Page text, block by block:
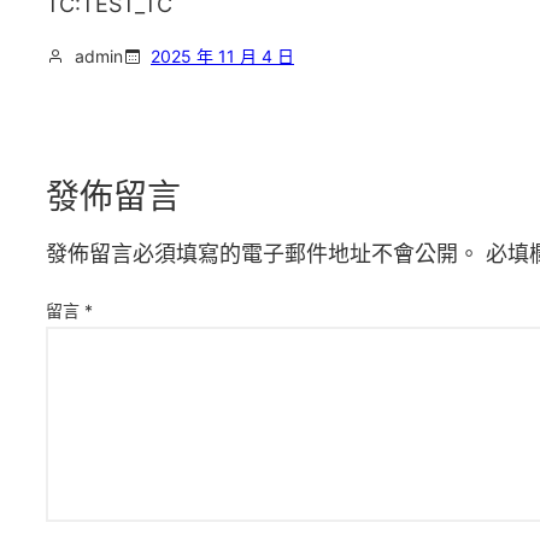
admin 2025 年 11 月 4 日
發佈留言
發佈留言必須填寫的電子郵件地址不會公開。 必填
留言 *